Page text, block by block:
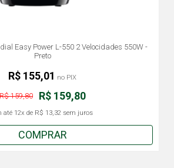
Easy Power L-550 2 Velocidades 550W -
Preto
R$ 159,80
159,80
até 12x de R$ 13,32sem juros
R$ 155,01 no PIX
COMPRAR